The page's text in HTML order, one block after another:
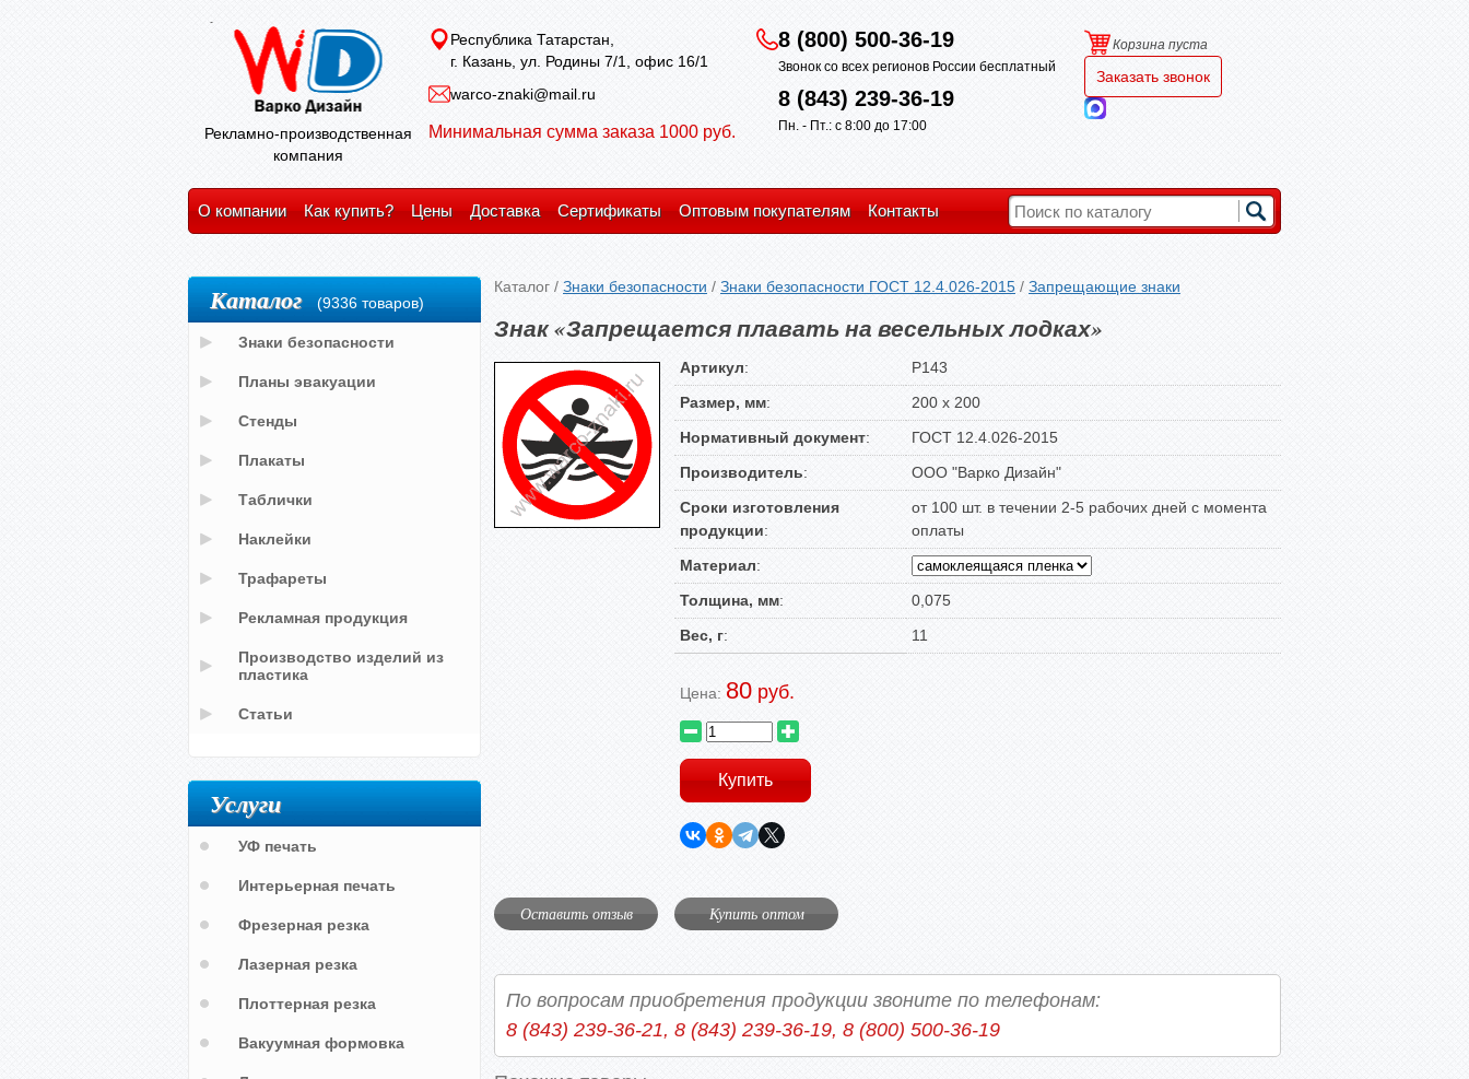
Рекламно-производственная
компания
Республика Татарстан,
г. Казань, ул. Родины 7/1, офис 16/1
warco-znaki@mail.ru
Минимальная сумма заказа 1000 руб.
8 (800) 500-36-19
Звонок со всех регионов России бесплатный
8 (843) 239-36-19
Пн. - Пт.: с 8:00 до 17:00
Корзина пуста
Заказать звонок
О компании Как купить? Цены Доставка Сертификаты Оптовым покупателям Контакты
Каталог / Знаки безопасности / Знаки безопасности ГОСТ 12.4.026-2015 / Запрещающие знаки
Знак «Запрещается плавать на весельных лодках»
Артикул:
P143
Размер, мм:
200 х 200
Нормативный документ:
ГОСТ 12.4.026-2015
Производитель:
ООО "Варко Дизайн"
Сроки изготовления
продукции:
от 100 шт. в течении 2-5 рабочих дней с момента
оплаты
Материал:
Толщина, мм:
0,075
Вес, г: 11
Цена: 80 руб.
Оставить отзыв Купить оптом
По вопросам приобретения продукции звоните по телефонам:
8 (843) 239-36-21, 8 (843) 239-36-19, 8 (800) 500-36-19
Каталог (9336 товаров)
Знаки безопасности
Планы эвакуации
Стенды
Плакаты
Таблички
Наклейки
Трафареты
Рекламная продукция
Производство изделий из
пластика
Статьи
Услуги
УФ печать
Интерьерная печать
Фрезерная резка
Лазерная резка
Плоттерная резка
Вакуумная формовка